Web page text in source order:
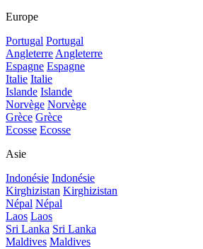
Europe
Portugal Portugal
AngleterreAngleterre
Espagne Espagne
Italie Italie
Islande Islande
Norvège Norvège
Grèce Grèce
Ecosse Ecosse
Asie
Indonésie Indonésie
Kirghizistan Kirghizistan
Népal Népal
Laos Laos
Sri Lanka Sri Lanka
Maldives Maldives